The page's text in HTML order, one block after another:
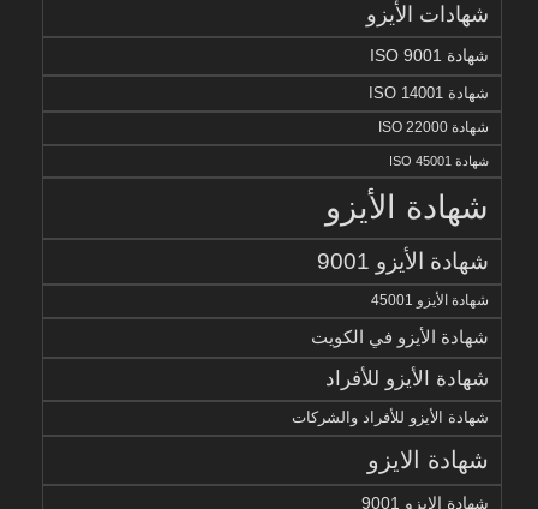
شهادات الأيزو
شهادة ISO 9001
شهادة ISO 14001
شهادة ISO 22000
شهادة ISO 45001
شهادة الأيزو
شهادة الأيزو 9001
شهادة الأيزو 45001
شهادة الأيزو في الكويت
شهادة الأيزو للأفراد
شهادة الأيزو للأفراد والشركات
شهادة الايزو
شهادة الايزو 9001